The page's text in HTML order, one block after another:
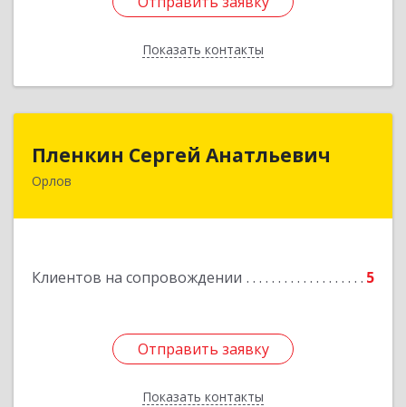
Показать контакты
Назад
Пленкин Сергей Анатльевич
Орлов
Клиентов на сопровождении 5
Отправить заявку
Показать контакты
Пленкин Сергей Анатльевич
Отправить заявку
Назад